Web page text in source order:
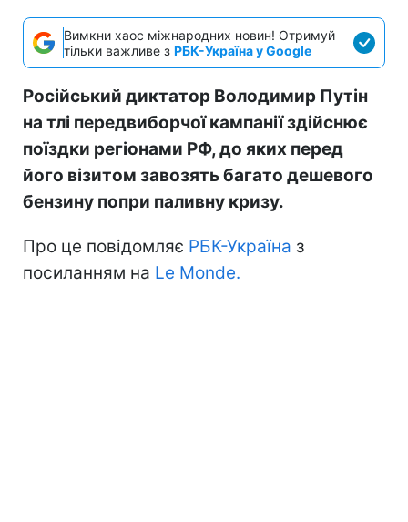
Вимкни хаос міжнародних новин! Отримуй
тільки важливе з РБК-Україна у Google
Російський диктатор Володимир Путін
на тлі передвиборчої кампанії здійснює
поїздки регіонами РФ, до яких перед
його візитом завозять багато дешевого
бензину попри паливну кризу.
Про це повідомляє РБК-Україна з
посиланням на Le Monde.